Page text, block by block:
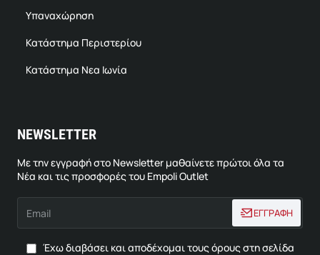
Υπαναχώρηση
Κατάστημα Περιστερίου
Κατάστημα Νεα Ιωνία
NEWSLETTER
Με την εγγραφή στο Newsletter μαθαίνετε πρώτοι όλα τα
Νέα και τις προσφορές του Empoli Outlet
ΕΓΓΡΑΦΗ
Έχω διαβάσει και αποδέχομαι τους όρους στη σελίδα